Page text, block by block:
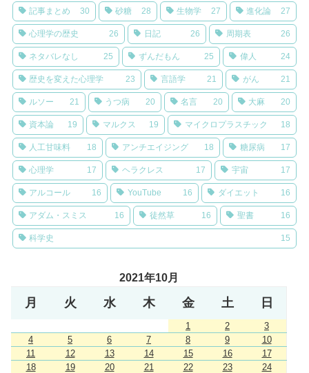
記事まとめ 30 砂糖 28 生物学 27 進化論 27
心理学の歴史 26 日記 26 周期表 26
ネタバレなし 25 ずんだもん 25 偉人 24
歴史を変えた心理学 23 言語学 21 がん 21
ルソー 21 うつ病 20 名言 20 大麻 20
資本論 19 マルクス 19 マイクロプラスチック 18
人工甘味料 18 アンチエイジング 18 糖尿病 17
心理学 17 ヘラクレス 17 宇宙 17
アルコール 16 YouTube 16 ダイエット 16
アダム・スミス 16 徒然草 16 聖書 16
科学史 15
2021年10月
月 火 水 木 金 土 日
1 2
3
4
5 6 7 8 9
10
11
12 13 14 15 16
17
18
19 20 21 22 23
24